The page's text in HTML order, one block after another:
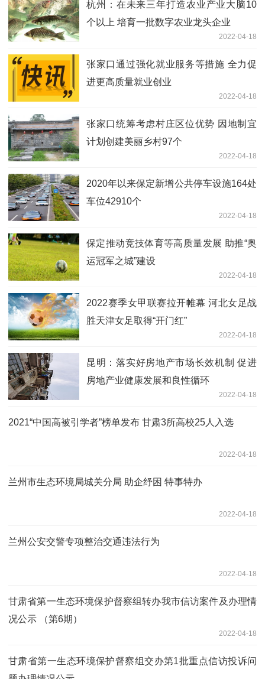
杭州：在未来三年打造农业产业大脑10
个以上 培育一批数字农业龙头企业
2022-04-18
张家口通过强化就业服务等措施 全力促
进更高质量就业创业
2022-04-18
张家口统筹考虑村庄区位优势 因地制宜
计划创建美丽乡村97个
2022-04-18
2020年以来保定新增公共停车设施164处
车位42910个
2022-04-18
保定推动竞技体育等高质量发展 助推“奥
运冠军之城”建设
2022-04-18
2022赛季女甲联赛拉开帷幕 河北女足战
胜天津女足取得“开门红”
2022-04-18
昆明：落实好房地产市场长效机制 促进
房地产业健康发展和良性循环
2022-04-18
2021“中国高被引学者”榜单发布 甘肃3所高校25人入选
2022-04-18
兰州市生态环境局城关分局 助企纾困 特事特办
2022-04-18
兰州公安交警专项整治交通违法行为
2022-04-18
甘肃省第一生态环境保护督察组转办我市信访案件及办理情
况公示 （第6期）
2022-04-18
甘肃省第一生态环境保护督察组交办第1批重点信访投诉问